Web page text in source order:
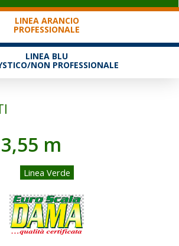
LINEA ARANCIO
PROFESSIONALE
LINEA BLU
NON PROFESSIONALE
m
Linea Verde